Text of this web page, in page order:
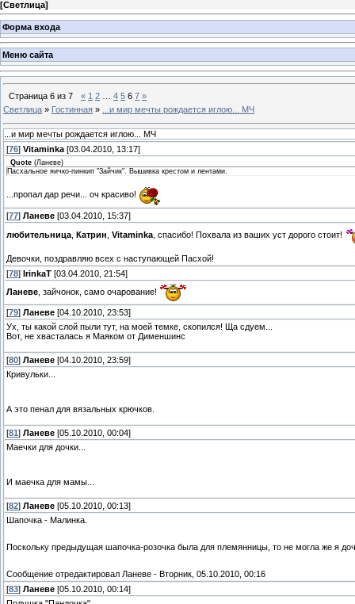
[Светлица]
Форма входа
Меню сайта
Страница 6 из 7 « 1 2 4 5 6 7 »
Светлица » Гостинная » ...и мир мечты рождается иглою... МЧ
...и мир мечты рождается иглою... МЧ
[76] Vitaminka [03.04.2010, 13:17]
Quote (Ланеве)
Пасхальное яичко-пинкип "Зайчик". Вышивка крестом и лентами.
...пропал дар речи... оч красиво!
[77] Ланеве [03.04.2010, 15:37]
любительница Катрин Vitaminka , спасибо! Похвала из ваших уст дорого стоит!
Девочки, поздравляю всех с наступающей Пасхой!
[78] IrinkaT [03.04.2010, 21:54]
Ланеве , зайчонок, само очарование!
[79] Ланеве [04.10.2010, 23:53]
Ух, ты какой слой пыли тут, на моей темке, скопился! Ща сдуем...
Вот, не хвасталась я Маяком от Дименшинс
[80] Ланеве [04.10.2010, 23:59]
Кривульки...
А это пенал для вязальных крючков.
[81 ] Ланеве [05.10.2010, 00:04]
Маечки для дочки...
И маечка для мамы...
[82] Ланеве [05.10.2010, 00:13]
Шапочка - Малинка.
Поскольку предыдущая шапочка-розочка была для племянницы, то не могла же я
Сообщение отредактировал Ланеве - Вторник, 05.10.2010, 00:16
[83] Ланеве [05.10.2010, 00:14]